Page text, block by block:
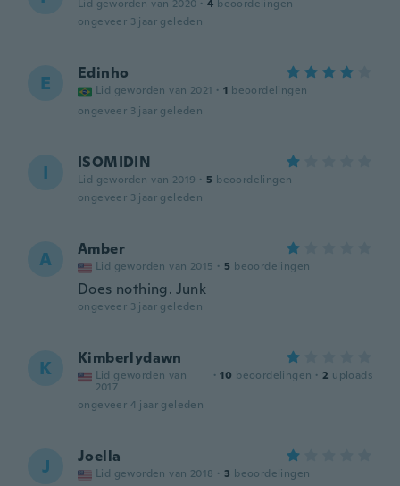
Lid geworden van 2020 · 4 beoordelingen
ongeveer 3 jaar geleden
E Edinho
Lid geworden van 2021 · 1 beoordelingen
ongeveer 3 jaar geleden
I ISOMIDIN
Lid geworden van 2019 · 5 beoordelingen
ongeveer 3 jaar geleden
A Amber
Lid geworden van 2015 · 5 beoordelingen
Does nothing. Junk
ongeveer 3 jaar geleden
K Kimberlydawn
Lid geworden van
2017
· 10 beoordelingen · 2 uploads
ongeveer 4 jaar geleden
J Joella
Lid geworden van 2018 · 3 beoordelingen